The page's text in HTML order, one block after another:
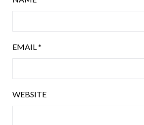
EMAIL*
WEBSITE